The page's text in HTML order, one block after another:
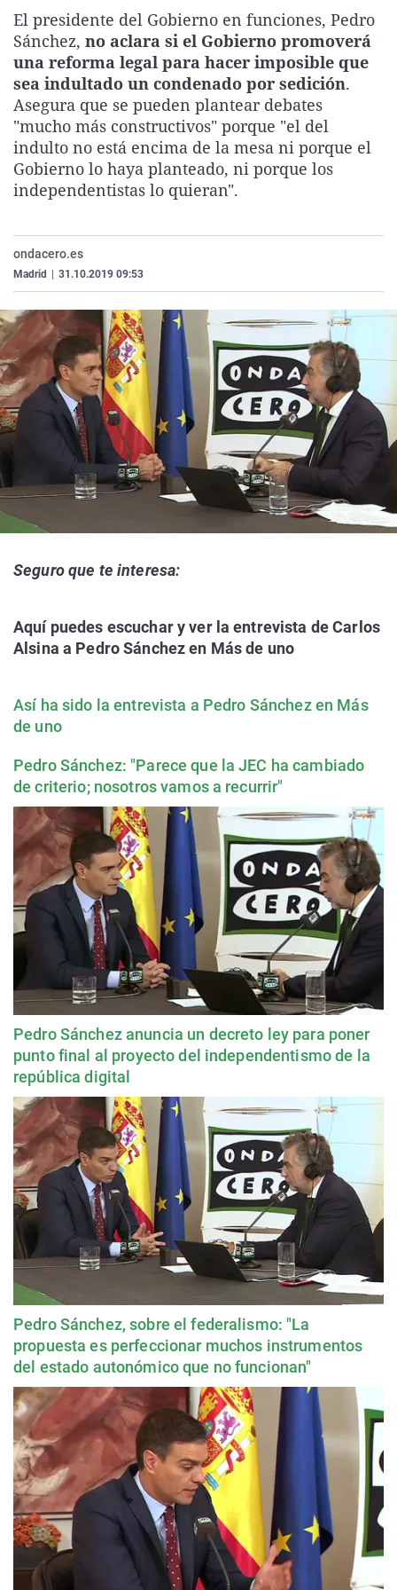
La rosa de los vientos
Gente viajera
Como el perro y el
Caso
Retornados
Equipo de
Operación Viuda
Extremadura
Galicia
La Rioja
Navarra
País Vasco
Virales
Televisión
Elecciones
El presidente del Gobierno en funciones, Pedro
Sánchez, no aclara si el Gobierno promoverá
una reforma legal para hacer imposible que
sea indultado un condenado por sedición.
Asegura que se pueden plantear debates
"mucho más constructivos" porque "el del
indulto no está encima de la mesa ni porque el
Gobierno lo haya planteado, ni porque los
independentistas lo quieran".
ondacero.es
Madrid 31.10.2019 09:53
Seguro que te interesa:
Aquí puedes escuchar y ver la entrevista de Carlos
Alsina a Pedro Sánchez en Más de uno
Así ha sido la entrevista a Pedro Sánchez en Más
de uno
Pedro Sánchez: "Parece que la JEC ha cambiado
de criterio; nosotros vamos a recurrir"
Pedro Sánchez anuncia un decreto ley para poner
punto final al proyecto del independentismo de la
república digital
Pedro Sánchez, sobre el federalismo: "La
propuesta es perfeccionar muchos instrumentos
del estado autonómico que no funcionan"